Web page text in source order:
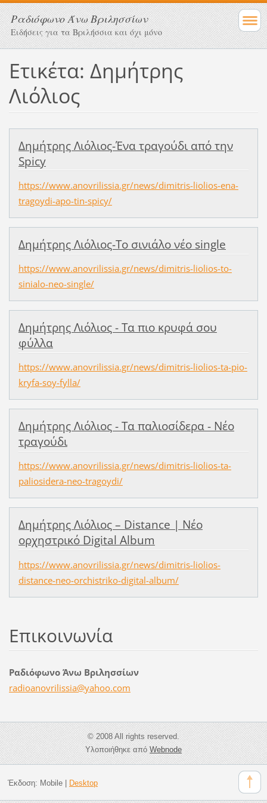
Ραδιόφωνο Άνω Βριλησσίων
Ειδήσεις για τα Βριλήσσια και όχι μόνο
Ετικέτα: Δημήτρης
Λιόλιος
Δημήτρης Λιόλιος-Ένα τραγούδι από την
Spicy
https://www.anovrilissia.gr/news/dimitris-liolios-ena-
tragoydi-apo-tin-spicy/
Δημήτρης Λιόλιος-Το σινιάλο νέο single
https://www.anovrilissia.gr/news/dimitris-liolios-to-
sinialo-neo-single/
Δημήτρης Λιόλιος - Τα πιο κρυφά σου
φύλλα
https://www.anovrilissia.gr/news/dimitris-liolios-ta-pio-
kryfa-soy-fylla/
Δημήτρης Λιόλιος - Τα παλιοσίδερα - Νέο
τραγούδι
https://www.anovrilissia.gr/news/dimitris-liolios-ta-
paliosidera-neo-tragoydi/
Δημήτρης Λιόλιος – Distance | Νέο
ορχηστρικό Digital Album
https://www.anovrilissia.gr/news/dimitris-liolios-
distance-neo-orchistriko-digital-album/
Επικοινωνία
Ραδιόφωνο Άνω Βριλησσίων
radioanovrilissia@yahoo.com
© 2008 All rights reserved.
Υλοποιήθηκε απόWebnode
Έκδοση: Mobile| Desktop